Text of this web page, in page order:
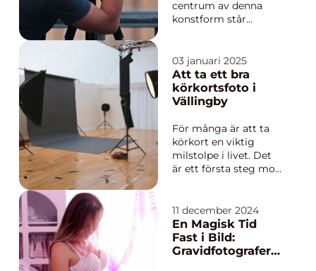
centrum av denna
konstform står
en tekniker bakom
kameran, utan även
en konstnär som
genom linser skapar
Men vad &au...
03 januari 2025
Att ta ett bra
körkortsfoto i
Vällingby
För många är att ta
körkort en viktig
milstolpe i livet. Det
är ett första steg mot
innan du kan sätta dig
bakom ratten, finns
det några adminis...
11 december 2024
En Magisk Tid
Fast i Bild:
Gravidfotograferin